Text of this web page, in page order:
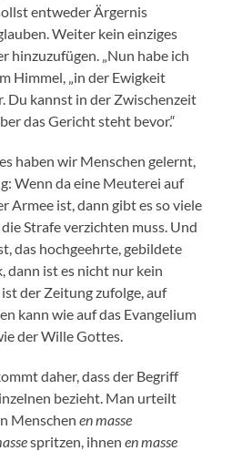
entweder Ärgernis
Weiter kein einziges
hinzuzufügen. „Nun habe ich
Himmel, „in der Ewigkeit
Du kannst in der Zwischenzeit
das Gericht steht bevor.“
haben wir Menschen gelernt,
Wenn da eine Meuterei auf
Armee ist, dann gibt es so viele
Strafe verzichten muss. Und
das hochgeehrte, gebildete
dann ist es nicht nur kein
der Zeitung zufolge, auf
kann wie auf das Evangelium
der Wille Gottes.
daher, dass der Begriff
bezieht. Man urteilt
Menschenen masse
spritzen, ihnenen masse